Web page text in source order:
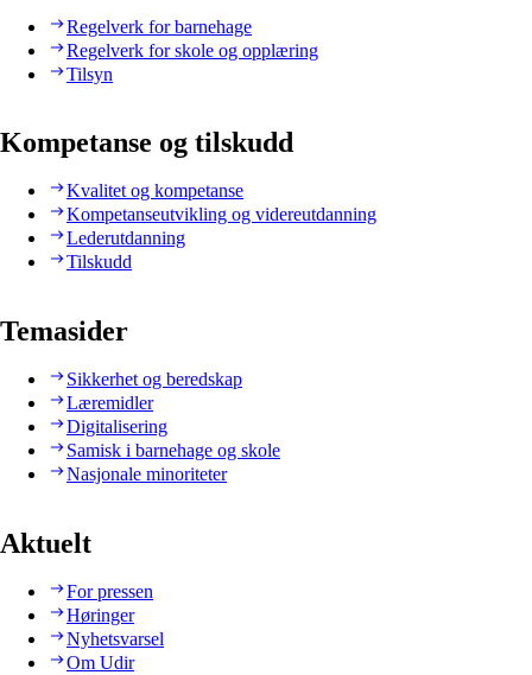
Regelverk for barnehage
Regelverk for skole og opplæring
Tilsyn
Kompetanse og tilskudd
Kvalitet og kompetanse
Kompetanseutvikling og videreutdanning
Lederutdanning
Tilskudd
Temasider
Sikkerhet og beredskap
Læremidler
Digitalisering
Samisk i barnehage og skole
Nasjonale minoriteter
Aktuelt
For pressen
Høringer
Nyhetsvarsel
Om Udir